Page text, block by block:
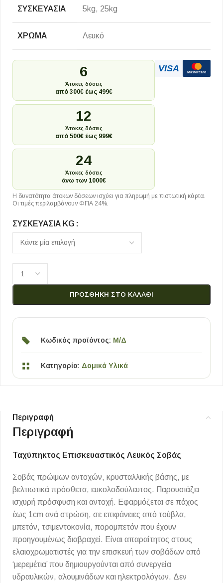
ΣΥΣΚΕΥΑΣΊΑ 5kg, 25kg
ΧΡΏΜΑ Λευκό
6
Άτοκες δόσεις
από 300€ έως 499€
12
Άτοκες δόσεις
από 500€ έως 999€
24
Άτοκες δόσεις
άνω των 1000€
VISA Mastercard
Η δυνατότητα άτοκων δόσεων ισχύει για πληρωμή με πιστωτική κάρτα.
Οι τιμές περιλαμβάνουν ΦΠΑ 24%.
ΣΥΣΚΕΥΑΣΊΑ KG
ΠΡΟΣΘΉΚΗ ΣΤΟ ΚΑΛΆΘΙ
Κωδικός προϊόντος: Μ/Δ
Κατηγορία: Δομικά Υλικά
Περιγραφή
Περιγραφή
Ταχύπηκτος Επισκευαστικός Λευκός Σοβάς
Σοβάς πρώιμων αντοχών, κρυσταλλικής βάσης, με
βελτιωτικά πρόσθετα, ευκολοδούλευτος. Παρουσιάζει
ισχυρή πρόσφυση και αντοχή. Εφαρμόζεται σε πάχος
έως 1cm ανά στρώση, σε επιφάνειες από τούβλα,
μπετόν, τσιμεντοκονία, πορομπετόν που έχουν
προηγουμένως διαβραχεί. Είναι απαραίτητος στους
ελαιοχρωματιστές για την επισκευή των σοβάδων από
‘μερεμέτια’ που δημιουργούνται από συνεργεία
υδραυλικών, αλουμινάδων και ηλεκτρολόγων. Δεν